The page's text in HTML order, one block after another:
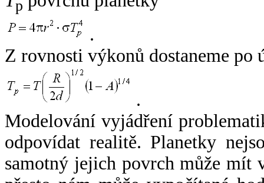
p
.
Z rovnosti výkonů dostaneme po
.
Modelování vyjádření
odpovídat realitě. Planetky
samotný jejich povrch může mít